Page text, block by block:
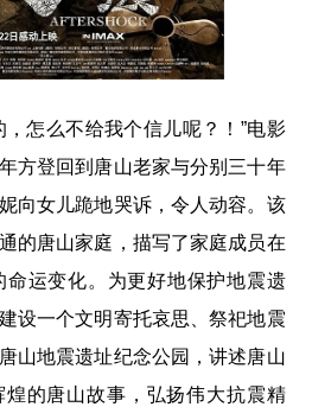
，怎么不给我个信儿呢？！”电影
方登回到唐山老家与分别三十年
向女儿跪地哭诉，令人动容。该
的唐山家庭，描写了家庭成员在
运变化。为更好地保护地震遗
设一个文明寄托哀思、祭祀地震
山地震遗址纪念公园，讲述唐山
的唐山故事，弘扬伟大抗震精